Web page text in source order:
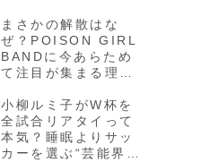
まさかの解散はな
ぜ？POISON GIRL
BANDに今あらため
て注目が集まる理由
相
小柳ルミ子がW杯を
全試合リアタイって
本気？睡眠よりサッ
カーを選ぶ“芸能界最